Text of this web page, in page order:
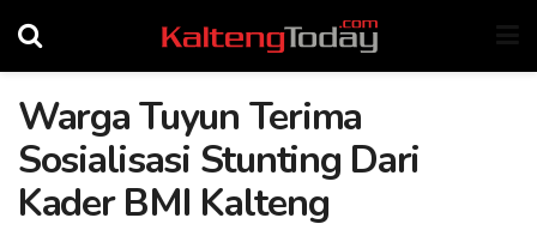
Warga Tuyun Terima
Sosialisasi Stunting Dari
Kader BMI Kalteng